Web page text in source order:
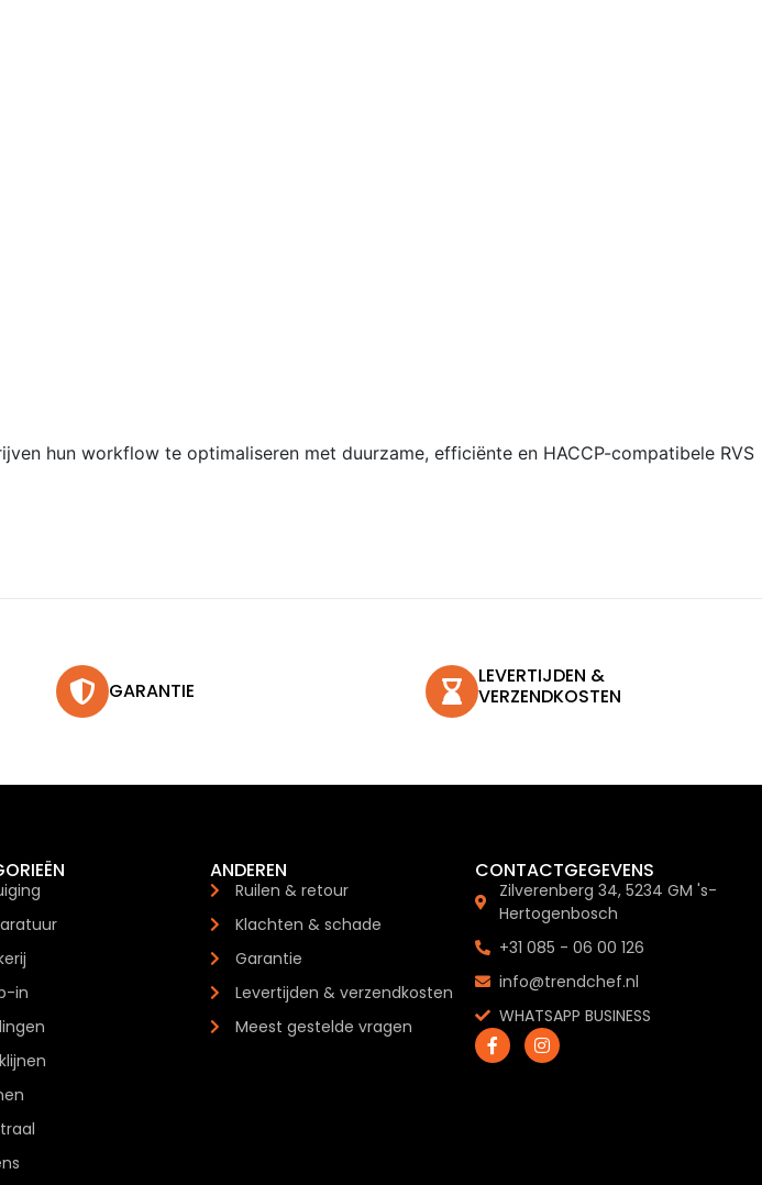
hun workflow te optimaliseren met duurzame, efficiënte en HACCP-compatibele RVS
GARANTIE
LEVERTIJDEN &
VERZENDKOSTEN
in
ANDEREN
Ruilen & retour
Klachten & schade
Garantie
Levertijden & verzendkosten
Meest gestelde vragen
CONTACTGEGEVENS
Zilverenberg 34, 5234 GM 's-
Hertogenbosch
+31 085 - 06 00 126
info@trendchef.nl
WHATSAPP BUSINESS